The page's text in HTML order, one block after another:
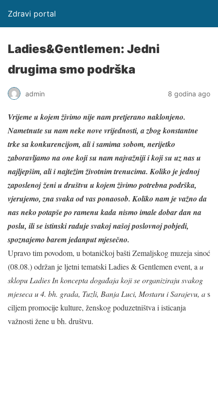
Zdravi portal
Ladies&Gentlemen: Jedni
drugima smo podrška
admin 8 godina ago
Vrijeme u kojemživimo nijenampretjerano naklonjeno.
Nametnutesu namnekenovevrijednosti, azbogkonstantne
trkesakonkurencijom, aliisamima sobom, nerijetko
zaboravljamo naonekojisu namnajvažnijiikojisu uznasu
najljepšim, aliinajtežimživotnim trenucima. Koliko je jednoj
zaposlenojženiu društvu u kojemživimo potrebnapodrška,
vjerujemo, znasvakaodvasponaosob.Koliko namjevažno da
nasneko potapšepo ramenu kada nismo imaledobardan na
poslu, iliseistinskiradujesvakojnašojposlovnoj pobjedi,
spoznajemo barem jedanput mjesečno.
Upravo tim povodom, u botaničkoj bašti Zemaljskog muzeja sinoć
(08.08.) održan je ljetni tematski Ladies & Gentlemen event, a u
sklopu Ladies In koncepta događaja koji se organiziraju svakog
mjeseca u 4. bh. grada, Tuzli, Banja Luci, Mostaru i Sarajevu, as
ciljem promocije kulture, ženskog poduzetništva i isticanja
važnosti žene u bh. društvu.